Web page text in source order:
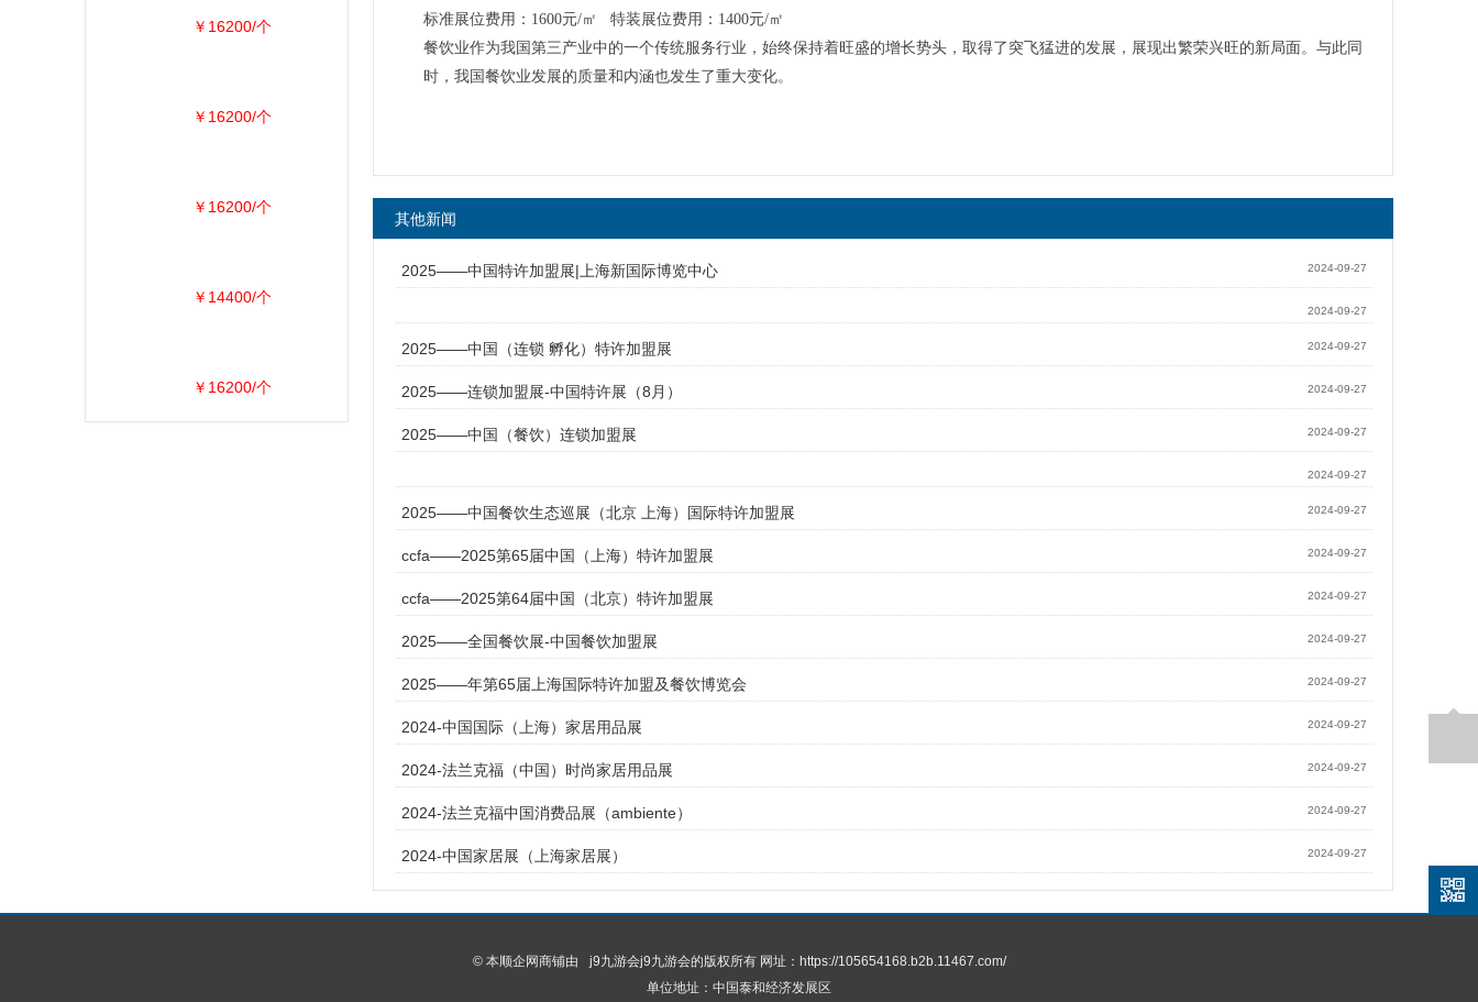
标准展位费用：1600元/㎡ 特装展位费用：1400元/㎡
餐饮业作为我国第三产业中的一个传统服务行业，始终保持着旺盛的增长势头，取得了突飞猛进的发展，展现出繁荣兴旺的新局面。与此同
时，我国餐饮业发展的质量和内涵也发生了重大变化。
其他新闻
2025——中国特许加盟展|上海新国际博览中心 2024-09-27
2024-09-27
2025——中国（连锁 孵化）特许加盟展 2024-09-27
2025——连锁加盟展-中国特许展（8月） 2024-09-27
2025——中国（餐饮）连锁加盟展 2024-09-27
2024-09-27
2025——中国餐饮生态巡展（北京 上海）国际特许加盟展 2024-09-27
ccfa——2025第65届中国（上海）特许加盟展 2024-09-27
ccfa——2025第64届中国（北京）特许加盟展 2024-09-27
2025——全国餐饮展-中国餐饮加盟展 2024-09-27
2025——年第65届上海国际特许加盟及餐饮博览会 2024-09-27
2024-中国国际（上海）家居用品展 2024-09-27
2024-法兰克福（中国）时尚家居用品展 2024-09-27
2024-法兰克福中国消费品展（ambiente） 2024-09-27
2024-中国家居展（上海家居展） 2024-09-27
￥16200/个
￥16200/个
￥16200/个
￥14400/个
￥16200/个
© 本顺企网商铺由 j9九游会j9九游会的版权所有 网址：https://105654168.b2b.11467.com/
单位地址：中国泰和经济发展区